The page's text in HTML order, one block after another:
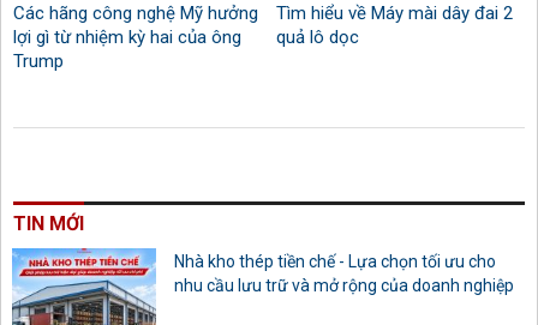
Các hãng công nghệ Mỹ hưởng
lợi gì từ nhiệm kỳ hai của ông
Trump
Tìm hiểu về Máy mài dây đai 2
quả lô dọc
TIN MỚI
Nhà kho thép tiền chế - Lựa chọn tối ưu cho
nhu cầu lưu trữ và mở rộng của doanh nghiệp